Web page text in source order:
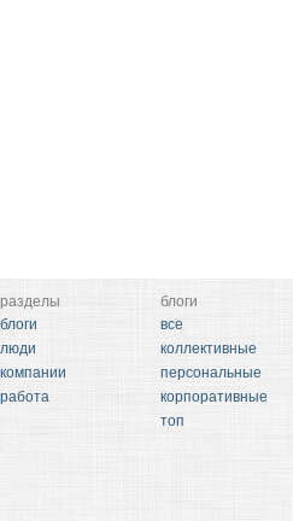
разделы
блоги
люди
компании
работа
блоги
все
коллективные
персональные
корпоративные
топ